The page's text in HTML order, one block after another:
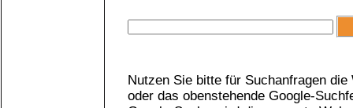
Nutzen Sie bitte für Suchanfragen
oder das obenstehende Google-